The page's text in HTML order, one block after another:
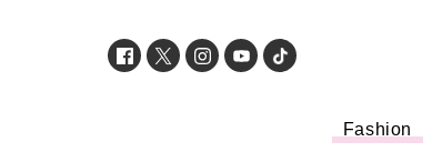
Fashion